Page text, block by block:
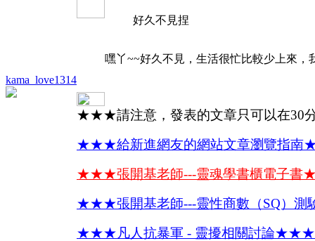
kama_love1314
好久不見捏
嘿丫~~好久不見，生活很忙比較少上來，
★★★請注意，發表的文章只可以在30
★★★給新進網友的網站文章瀏覽指
★★★張開基老師---靈魂學書櫃電子
★★★張開基老師---靈性商數（SQ）
★★★凡人抗暴軍 - 靈擾相關討論★★★